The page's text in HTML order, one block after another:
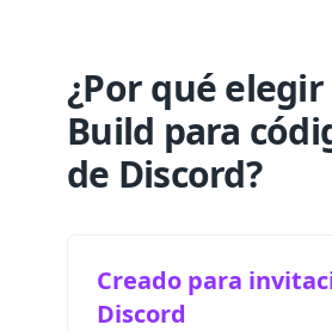
¿Por qué elegir
Build para
de Discord?
Creado para
Discord